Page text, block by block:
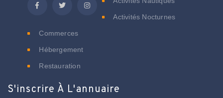
Activités Nocturnes
Commerces
Hébergement
Restauration
S'inscrire À L'annuaire